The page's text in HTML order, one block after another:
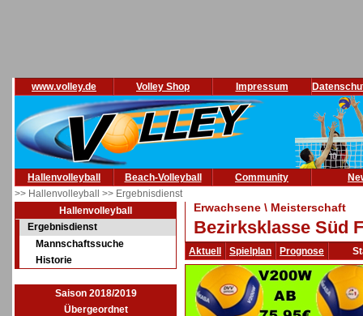
www.volley.de Volley Shop Impressum
Hallenvolleyball Beach-Volleyball Community
>> Hallenvolleyball >> Ergebnisdienst
Hallenvolleyball
Ergebnisdienst
Mannschaftssuche
Historie
Saison 2018/2019
Übergeordnet
Erwachsene \ Meisterschaft
Bezirksklasse Süd
Aktuell Spielplan Prognose